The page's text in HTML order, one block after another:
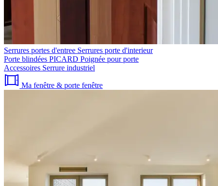
Serrures portes d'entree Serrures porte d'interieur
Porte blindées PICARD Poignée pour porte
Accessoires Serrure industriel
Ma fenêtre & porte fenêtre